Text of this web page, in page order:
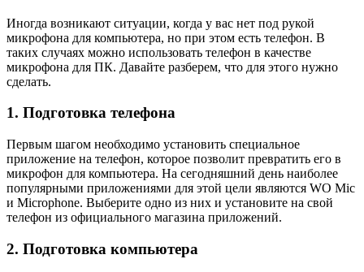
Иногда возникают ситуации, когда у вас нет под рукой
микрофона для компьютера, но при этом есть телефон. В
таких случаях можно использовать телефон в качестве
микрофона для ПК. Давайте разберем, что для этого нужно
сделать.
1. Подготовка телефона
Первым шагом необходимо установить специальное
приложение на телефон, которое позволит превратить его в
микрофон для компьютера. На сегодняшний день наиболее
популярными приложениями для этой цели являются WO Mic
и Microphone. Выберите одно из них и установите на свой
телефон из официального магазина приложений.
2. Подготовка компьютера